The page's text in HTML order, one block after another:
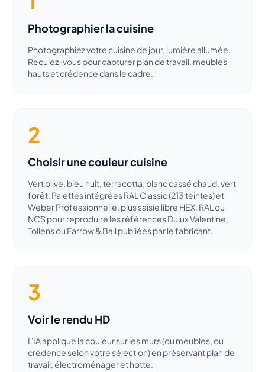
Photographier la cuisine
Photographiez votre cuisine de jour, lumière allumée.
Reculez-vous pour capturer plan de travail, meubles
hauts et crédence dans le cadre.
2
Choisir une couleur cuisine
Vert olive, bleu nuit, terracotta, blanc cassé chaud, vert
forêt. Palettes intégrées RAL Classic (213 teintes) et
Weber Professionnelle, plus saisie libre HEX, RAL ou
NCS pour reproduire les références Dulux Valentine,
Tollens ou Farrow & Ball publiées par le fabricant.
3
Voir le rendu HD
L'IA applique la couleur sur les murs (ou meubles, ou
crédence selon votre sélection) en préservant plan de
travail, électroménager et hotte.